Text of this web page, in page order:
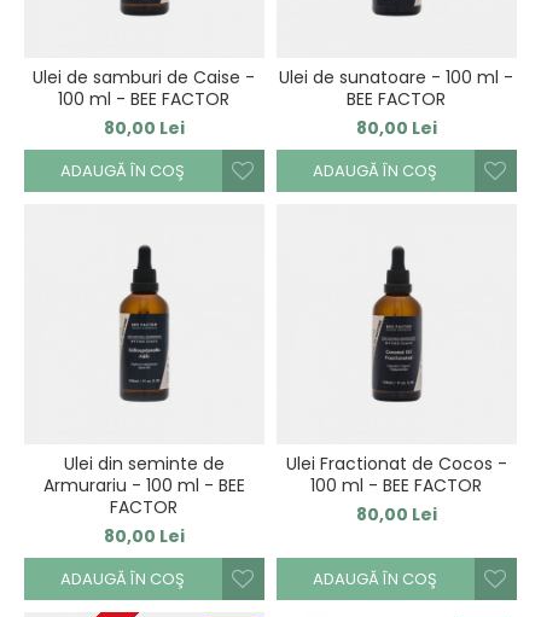
Ulei de samburi de Caise -
100 ml - BEE FACTOR
80,00 Lei
ADAUGĂ ÎN COŞ
Ulei de sunatoare - 100 ml -
BEE FACTOR
80,00 Lei
ADAUGĂ ÎN COŞ
Ulei din seminte de
Armurariu - 100 ml - BEE
FACTOR
80,00 Lei
ADAUGĂ ÎN COŞ
Ulei Fractionat de Cocos -
100 ml - BEE FACTOR
80,00 Lei
ADAUGĂ ÎN COŞ